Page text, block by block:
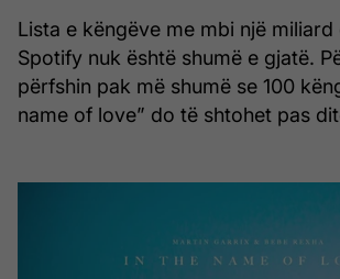
Lista e këngëve me mbi një miliard
Spotify nuk është shumë e gjatë.
përfshin pak më shumë se 100
name of love” do të shtohet pas